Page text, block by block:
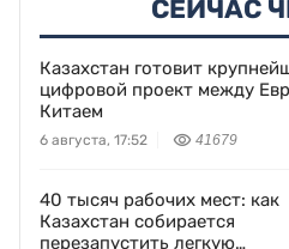
СЕЙЧАС
Казахстан готовит
цифровой проект между
Китаем
6 августа, 17:52 41679
40 тысяч рабочих мест: как
Казахстан собирается
перезапустить легкую